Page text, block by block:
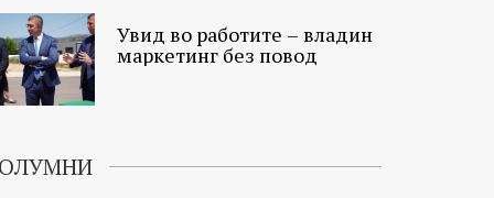
Увид во работите – владин
маркетинг без повод